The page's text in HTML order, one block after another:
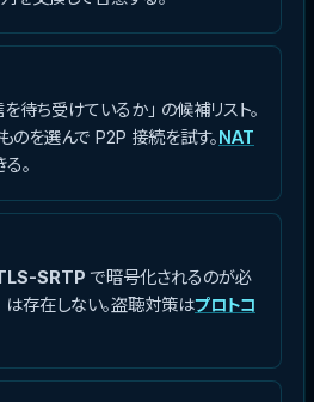
待ち受けているか」 の候補リスト。
を選んで P2P 接続を試す。NAT
。
SRTP で暗号化されるのが必
は存在しない。盗聴対策はプロトコ